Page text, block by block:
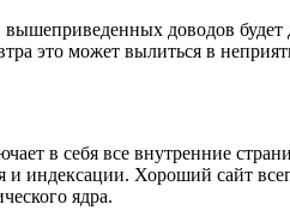
доводов
это может вылиться в
в себя все внутренние
индексации. Хороший сайт
ядра.